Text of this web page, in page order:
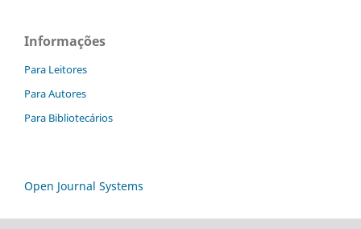
Informações
Para Leitores
Para Autores
Para Bibliotecários
Open Journal Systems